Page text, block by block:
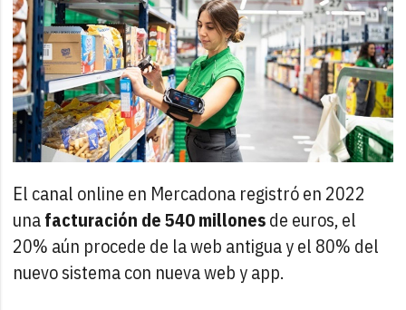
El canal online en Mercadona registró en 2022
unafacturación de 540 millonesde euros, el
20% aún procede de la web antigua y el 80% del
nuevo sistema con nueva web y app.